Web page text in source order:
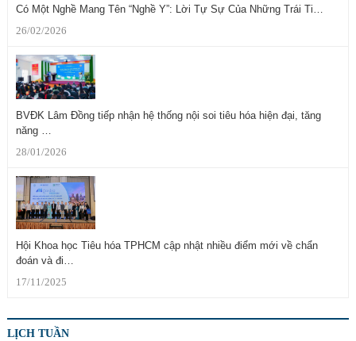
Có Một Nghề Mang Tên “Nghề Y”: Lời Tự Sự Của Những Trái Ti…
26/02/2026
BVĐK Lâm Đồng tiếp nhận hệ thống nội soi tiêu hóa hiện đại, tăng
năng …
28/01/2026
Hội Khoa học Tiêu hóa TPHCM cập nhật nhiều điểm mới về chẩn
đoán và đi…
17/11/2025
LỊCH TUẦN